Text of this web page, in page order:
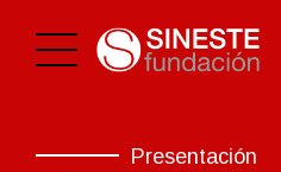
Presentación